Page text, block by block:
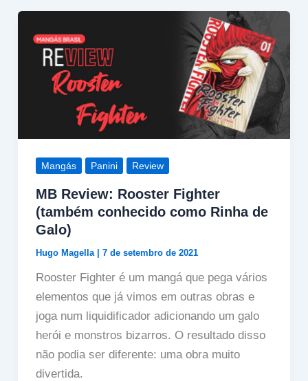
Mangás Panini Review
MB Review: Rooster Fighter
(também conhecido como Rinha de
Galo)
Hugo Magella 7 de setembro de 2021
Rooster Fighter é um mangá que pega vários
elementos que já vimos em outras obras e
joga num liquidificador adicionando um galo
herói e monstros bizarros. O resultado disso
não podia ser diferente: uma obra muito
divertida.